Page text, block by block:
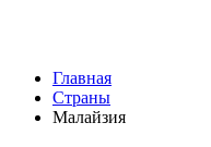
Главная
Страны
Малайзия